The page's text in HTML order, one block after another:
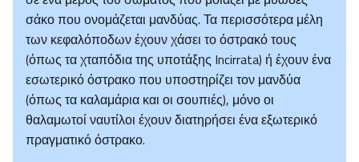
σάκο που ονομάζεται μανδύας. Τα περισσότερα μέλη
των κεφαλόποδων έχουν χάσει το όστρακό τους
(όπως τα χταπόδια της υποτάξης Incirrata) ή έχουν ένα
εσωτερικό όστρακο που υποστηρίζει τον μανδύα
(όπως τα καλαμάρια και οι σουπιές), μόνο οι
θαλαμωτοί ναυτίλοι έχουν διατηρήσει ένα εξωτερικό
πραγματικό όστρακο.